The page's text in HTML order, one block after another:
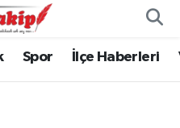
Spor İlçe Haberleri